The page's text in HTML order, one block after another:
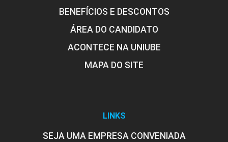
BENEFÍCIOS E DESCONTOS
ÁREA DO CANDIDATO
ACONTECE NA UNIUBE
MAPA DO SITE
LINKS
SEJA UMA EMPRESA CONVENIADA